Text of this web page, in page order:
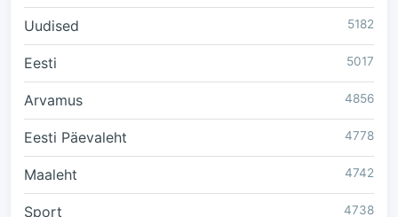
Uudised 5182
Eesti 5017
Arvamus 4856
Eesti Päevaleht 4778
Maaleht 4742
Sport 4738